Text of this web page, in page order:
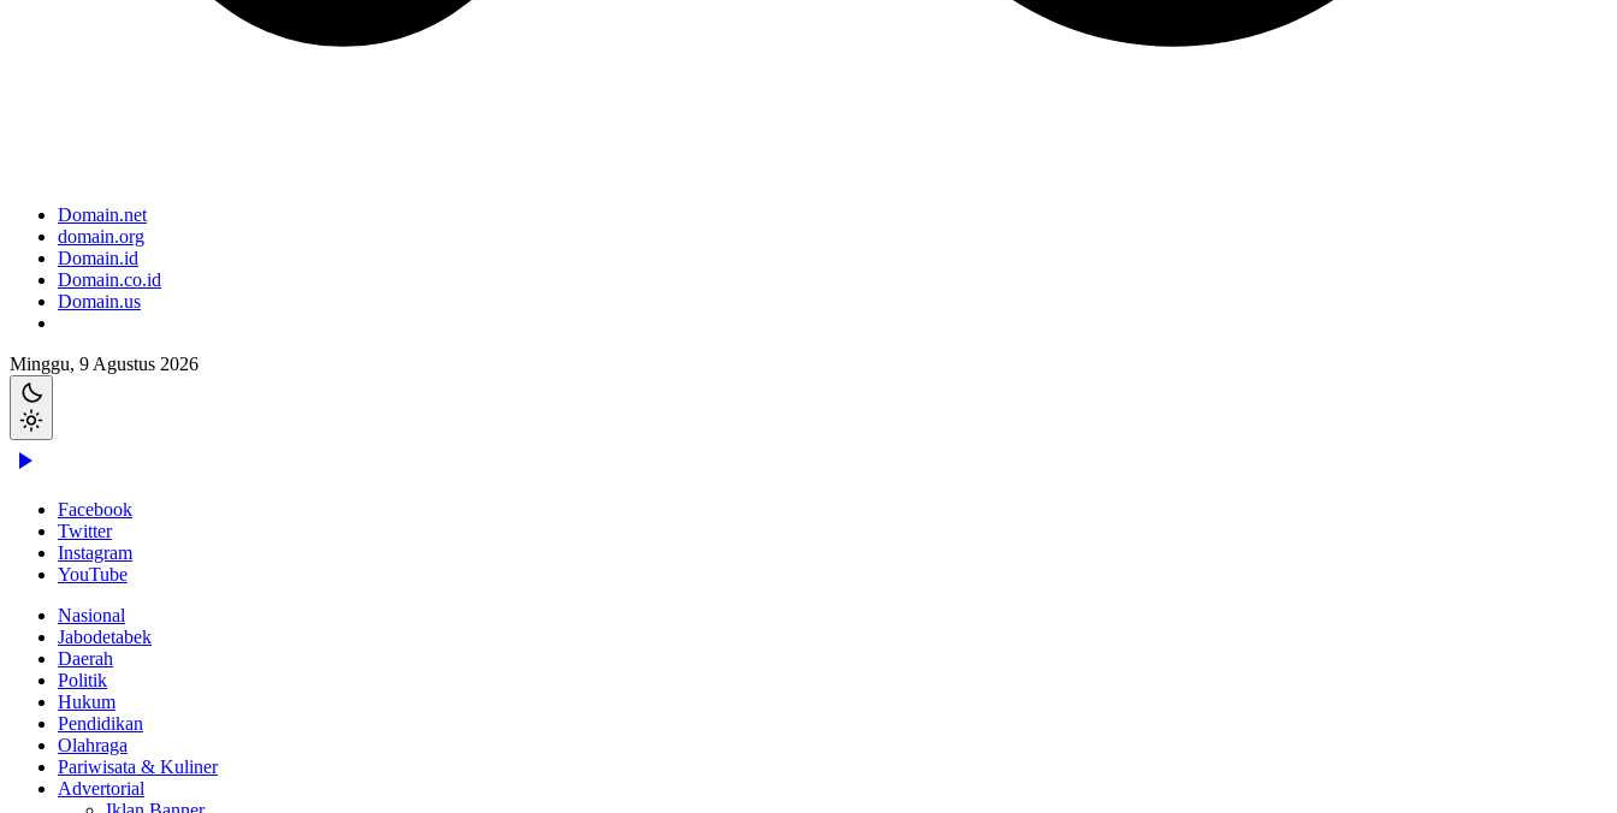
Domain.net
domain.org
Domain.id
Domain.co.id
Domain.us
Minggu, 9 Agustus 2026
Facebook
Twitter
Instagram
YouTube
Nasional
Jabodetabek
Daerah
Politik
Hukum
Pendidikan
Olahraga
Pariwisata & Kuliner
Advertorial